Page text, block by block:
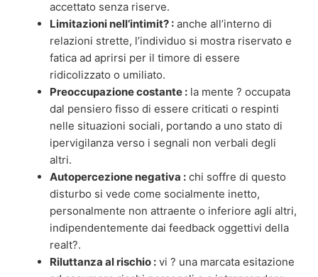
accettato senza riserve.
Limitazioni nell’intimit? : anche all’interno di
relazioni strette, l’individuo si mostra riservato e
fatica ad aprirsi per il timore di essere
ridicolizzato o umiliato.
Preoccupazione costante : la mente ? occupata
dal pensiero fisso di essere criticati o respinti
nelle situazioni sociali, portando a uno stato di
ipervigilanza verso i segnali non verbali degli
altri.
Autopercezione negativa : chi soffre di questo
disturbo si vede come socialmente inetto,
personalmente non attraente o inferiore agli altri,
indipendentemente dai feedback oggettivi della
realt?.
Riluttanza al rischio : vi ? una marcata esitazione